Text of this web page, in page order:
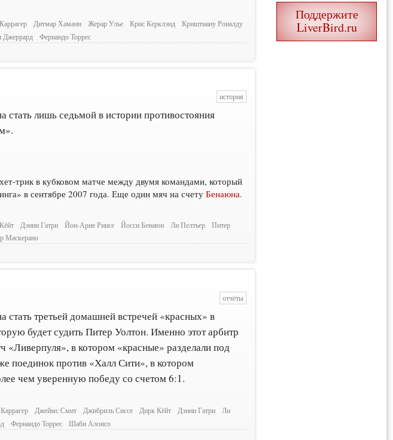
Дитмар Хаманн Жерар Улье Крис Керклэнд
Криштиану Роналду
Джеррард Фернандо Торрес
история
стать лишь седьмой в истории противостояния
трик в кубковом матче между двумя командами, который
в сентябре 2007 года. Еще один мяч на счетуБенаюна.
Дэнни Гатри Йон-Арне Риисе Йосси Бенаюн Ли Пелтьер
Питер
Маскерано
отчёты
стать третьей домашней встречей «красных» в
будет судить Питер Уолтон. Именно этот арбитр
«Ливерпуля», в котором «красные» разделали под
поединок против «Халл Сити», в котором
чем уверенную победу со счетом 6:1.
Джеймс Смит Джибриль Сиссе Дирк Кёйт Дэнни Гатри
Ли
Фернандо Торрес Шаби Алонсо
Поддержите
LiverBird.ru